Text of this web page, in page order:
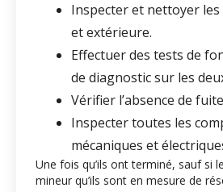
Inspecter et nettoyer
et extérieure.
Effectuer des tests de
de diagnostic sur les
Vérifier l’absence de
Inspecter toutes les
mécaniques et
Une fois qu’ils ont terminé, sauf si
mineur qu’ils sont en mesure de